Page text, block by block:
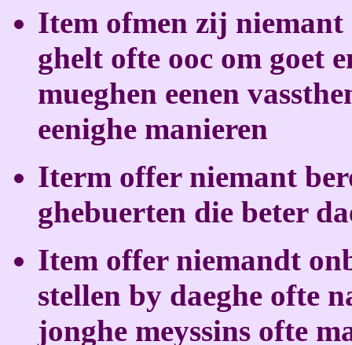
Item ofmen zij niemant
ghelt ofte ooc om goet
mueghen eenen
eenighe manieren
Iterm offer niemant
ghebuerten die beter
Item offer niemandt
stellen by daeghe ofte
jonghe meyssins ofte